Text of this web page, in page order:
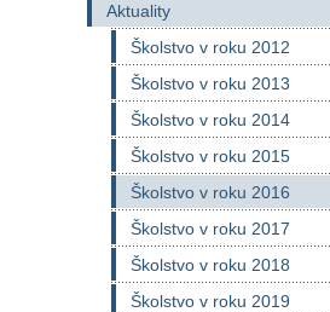
Aktuality
Školstvo v roku 2012
Školstvo v roku 2013
Školstvo v roku 2014
Školstvo v roku 2015
Školstvo v roku 2016
Školstvo v roku 2017
Školstvo v roku 2018
Školstvo v roku 2019